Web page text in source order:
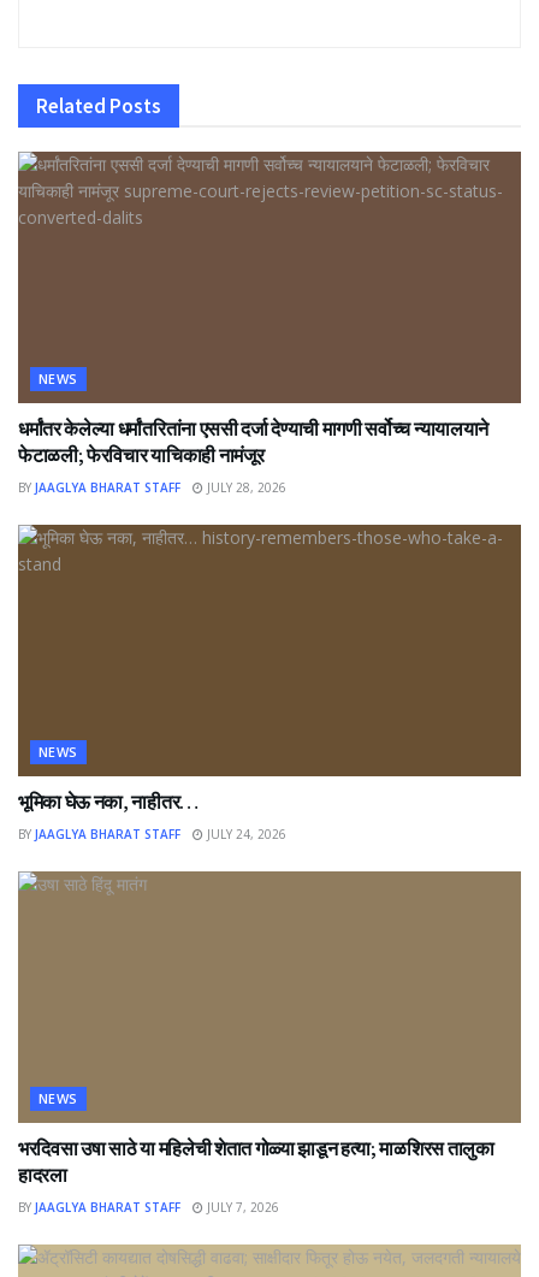
Related Posts
NEWS
धर्मांतर केलेल्या धर्मांतरितांना एससी दर्जा देण्याची मागणी सर्वोच्च न्यायालयाने
फेटाळली; फेरविचार याचिकाही नामंजूर
BY JAAGLYA BHARAT STAFF JULY 28, 2026
NEWS
भूमिका घेऊ नका, नाहीतर…
BY JAAGLYA BHARAT STAFF JULY 24, 2026
NEWS
भरदिवसा उषा साठे या महिलेची शेतात गोळ्या झाडून हत्या; माळशिरस तालुका
हादरला
BY JAAGLYA BHARAT STAFF JULY 7, 2026